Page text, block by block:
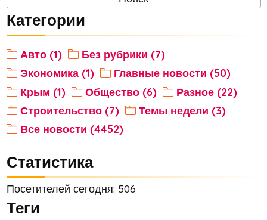
Категории
Авто (1)
Без рубрики (7)
Экономика (1)
Главные новости (50)
Крым (1)
Общество (6)
Разное (22)
Строительство (7)
Темы недели (3)
Все новости (4452)
Статистика
Посетителей сегодня: 506
Теги